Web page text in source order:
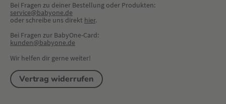
Bei Fragen zu deiner Bestellung oder Produkten:
service@babyone.de
oder schreibe uns direkt hier.
Bei Fragen zur BabyOne-Card:
kunden@babyone.de
Wir helfen dir gerne weiter!
Vertrag widerrufen